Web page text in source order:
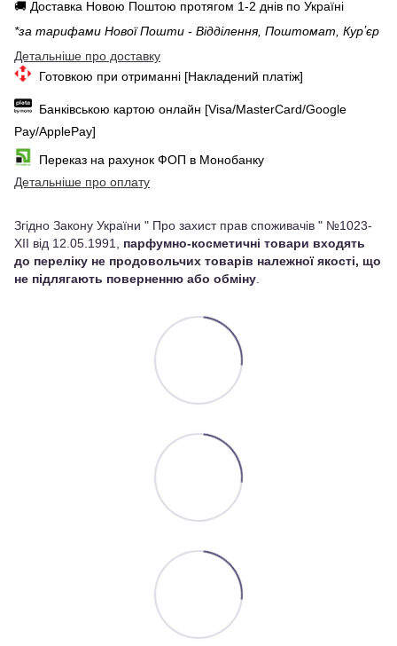
🚚 Доставка Новою Поштою протягом 1-2 днів по Україні
*за тарифами Нової Пошти - Відділення, Поштомат, Курʼєр
Детальніше про доставку
Готовкою при отриманні [Накладений платіж]
Банківською картою онлайн [Visa/MasterCard/Google
Pay/ApplePay]
Переказ на рахунок ФОП в Монобанку
Детальніше про оплату
Згідно Закону України " Про захист прав споживачів " №1023-
XII від 12.05.1991, парфумно-косметичні товари входять
до переліку не продовольчих товарів належної якості, що
не підлягають поверненню або обміну